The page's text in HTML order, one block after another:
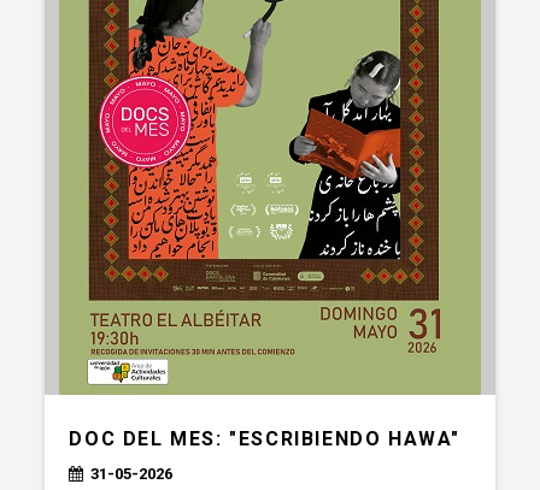
DOC DEL MES: "ESCRIBIENDO HAWA"
31-05-2026